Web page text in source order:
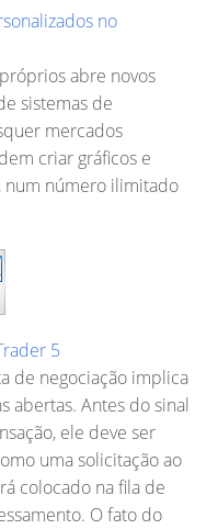
no
abre novos
sistemas de
mercados
criar gráficos e
num número ilimitado
5
de negociação implica
abertas. Antes do sinal
ele deve ser
uma solicitação ao
colocado na fila de
O fato do